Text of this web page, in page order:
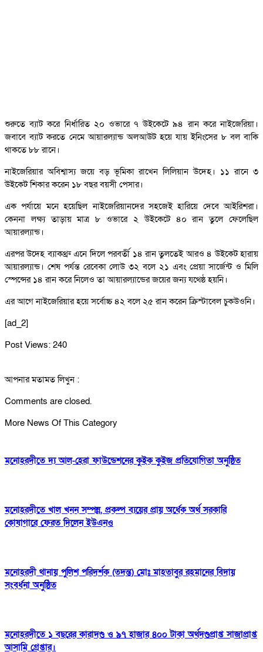
শুরুতে ব্যাট করে নির্ধারিত ২০ ওভারে ৭ উইকেটে ৯৪ রান করে নাইজেরিয়া।
জবাবে ব্যাট করতে নেমে আয়ারল্যান্ড অলআউট হয়ে যায় ইনিংসের ৮ বল বাকি
থাকতে ৮৮ রানে।
নাইজেরিয়ার অবিশ্বাস্য জয়ে বড় ভূমিকা রাখেন লিলিয়ান উদেহ। ১১ রানে ৩
উইকেট শিকার করেন ১৮ বছর বয়সী পেসার।
এক পর্যায়ে মনে হয়েছিল নাইজেরিয়ানদের সহজেই হারিয়ে দেবে আইরিশরা।
কেননা লক্ষ্য তাড়ায় মাত্র ৮ ওভারে ২ উইকেটে ৪০ রান তুলে ফেলেছিল
আয়ারল্যান্ড।
এরপর উদেহ ব্যাকথ্রু এনে দিলে পরবর্তী ১৪ রান তুলতেই আরও ৪ উইকেট হারায়
আয়ারল্যান্ড। শেষ পর্যন্ত রেবেকা লোউ ৩২ বলে ২১ এবং প্রেয়া সার্জেন্ট ও মিলি
স্পেন্সের ১৪ রান করে নিলেও তা আয়ারল্যান্ডের জয়ের জন্য যথেষ্ঠ হয়নি।
এর আগে নাইজেরিয়ার হয়ে সর্বোচ্চ ৪২ বলে ২৫ রান করেন ক্রিস্টাবেল চুকউওনি।
[ad_2]
Post Views: 240
আপনার মতামত লিখুন :
Comments are closed.
More News Of This Category
মনোহরদীতে দ্য আল-হেরা ফাউন্ডেশনের কুইক কুইজ প্রতিযোগিতা অনুষ্ঠিত
মনোহরদীতে খাল খনন সম্পন্ন, প্রকল্প ব্যয়ের প্রায় অর্ধেক অর্থ সরকারি
কোষাগারে ফেরত দিলেন ইউএনও
মনোহরদী থানায় পুলিশ পরিদর্শক (তদন্ত) মোঃ মাহতাবুর রহমানের বিদায়
সংবর্ধনা অনুষ্ঠিত
মনোহরদীতে ১ বছরের কারাদণ্ড ও ৯৭ হাজার ৪০০ টাকা অর্থদণ্ডপ্রাপ্ত সাজাপ্রাপ্ত
আসামি গ্রেপ্তার।